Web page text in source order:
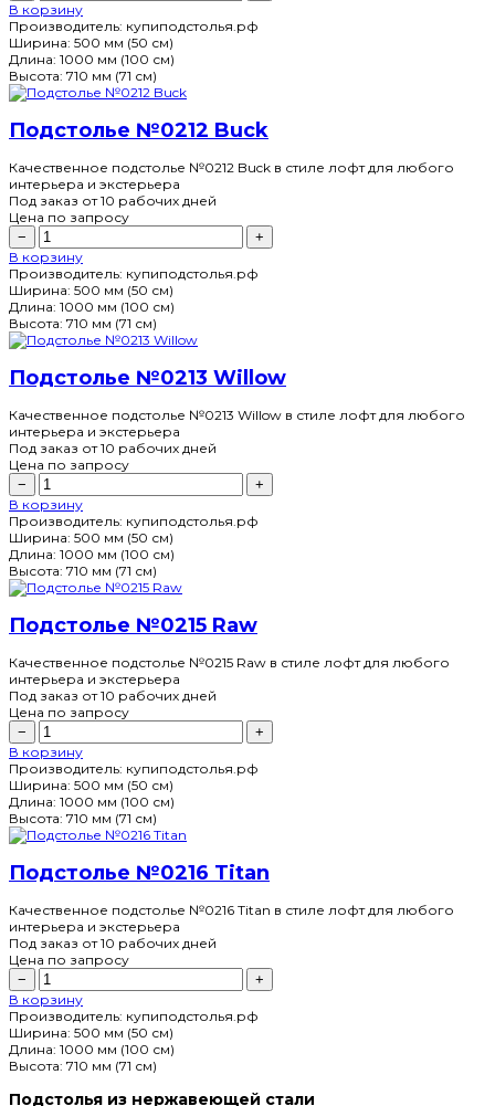
В корзину
Производитель: купиподстолья.рф
Ширина: 500 мм (50 см)
Длина: 1000 мм (100 см)
Высота: 710 мм (71 см)
Подстолье №0212 Buck
Качественное подстолье №0212 Buck в стиле лофт для любого
интерьера и экстерьера
Под заказ от 10 рабочих дней
Цена по запросу
−
+
В корзину
Производитель: купиподстолья.рф
Ширина: 500 мм (50 см)
Длина: 1000 мм (100 см)
Высота: 710 мм (71 см)
Подстолье №0213 Willow
Качественное подстолье №0213 Willow в стиле лофт для любого
интерьера и экстерьера
Под заказ от 10 рабочих дней
Цена по запросу
−
+
В корзину
Производитель: купиподстолья.рф
Ширина: 500 мм (50 см)
Длина: 1000 мм (100 см)
Высота: 710 мм (71 см)
Подстолье №0215 Raw
Качественное подстолье №0215 Raw в стиле лофт для любого
интерьера и экстерьера
Под заказ от 10 рабочих дней
Цена по запросу
−
+
В корзину
Производитель: купиподстолья.рф
Ширина: 500 мм (50 см)
Длина: 1000 мм (100 см)
Высота: 710 мм (71 см)
Подстолье №0216 Titan
Качественное подстолье №0216 Titan в стиле лофт для любого
интерьера и экстерьера
Под заказ от 10 рабочих дней
Цена по запросу
−
+
В корзину
Производитель: купиподстолья.рф
Ширина: 500 мм (50 см)
Длина: 1000 мм (100 см)
Высота: 710 мм (71 см)
Подстолья из нержавеющей стали